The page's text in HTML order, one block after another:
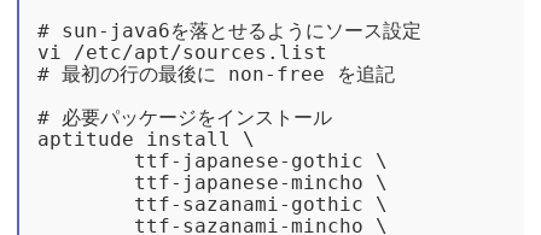
# sun-java6を落とせるようにソース設定
vi /etc/apt/sources.list
# 最初の行の最後に non-free を追記
# 必要パッケージをインストール
aptitude install \